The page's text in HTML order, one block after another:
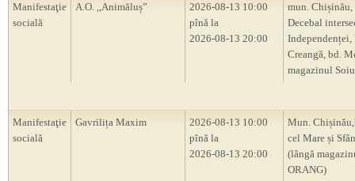
Manifestaţie
socială
A.O. ,,Animăluș”
2026-08-13 10:00
pînă la
2026-08-13 20:00
mun. Chișinău,
Decebal
Independenței,
Creangă, bd.
magazinul
Manifestaţie
socială
Gavrilița Maxim
2026-08-13 10:00
pînă la
2026-08-13 20:00
Mun.
cel Mare și
(lângă
ORANG)